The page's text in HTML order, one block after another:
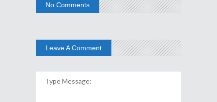
No Comments
Leave A Comment